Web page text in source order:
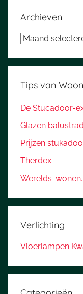
Archieven
Archieven
Tips van
De Stucadoor-
Glazen
Prijzen
Therdex
Werelds-
Verlichting
Vloerlampen